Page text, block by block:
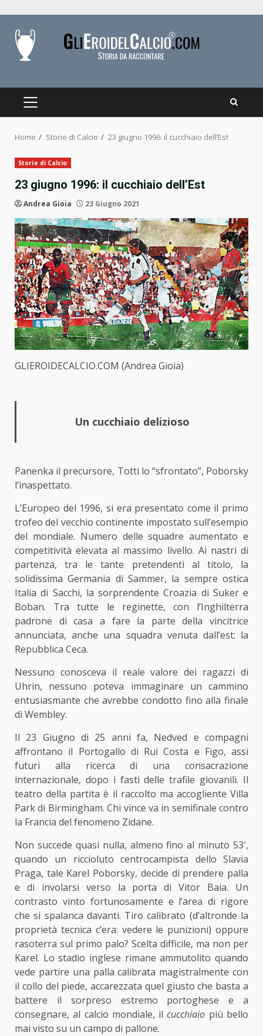
content
PRIMARY
Home Storie di Calcio 23 giugno 1996: il cucchiaio dell’Est
Storie di Calcio
23 giugno 1996: il cucchiaio dell’Est
Andrea Gioia 23 Giugno 2021
GLIEROIDECALCIO.COM (Andrea Gioia)
Un cucchiaio delizioso
Panenka il precursore, Totti lo “sfrontato”, Poborsky
l’inaspettato.
L’Europeo del 1996, si era presentato come il primo
trofeo del vecchio continente impostato sull’esempio
del mondiale. Numero delle squadre aumentato e
competitività elevata al massimo livello. Ai nastri di
partenza, tra le tante pretendenti al titolo, la
solidissima Germania di Sammer, la sempre ostica
Italia di Sacchi, la sorprendente Croazia di Suker e
Boban. Tra tutte le reginette, con l’Inghilterra
padrone di casa a fare la parte della vincitrice
annunciata, anche una squadra venuta dall’est: la
Repubblica Ceca.
Nessuno conosceva il reale valore dei ragazzi di
Uhrin, nessuno poteva immaginare un cammino
entusiasmante che avrebbe condotto fino alla finale
di Wembley.
Il 23 Giugno di 25 anni fa, Nedved e compagni
affrontano il Portogallo di Rui Costa e Figo, assi
futuri alla ricerca di una consacrazione
internazionale, dopo i fasti delle trafile giovanili. Il
teatro della partita è il raccolto ma accogliente Villa
Park di Birmingham. Chi vince va in semifinale contro
la Francia del fenomeno Zidane.
Non succede quasi nulla, almeno fino al minuto 53′,
quando un riccioluto centrocampista dello Slavia
Praga, tale Karel Poborsky, decide di prendere palla
e di involarsi verso la porta di Vitor Baia. Un
contrasto vinto fortunosamente e l’area di rigore
che si spalanca davanti. Tiro calibrato (d’altronde la
proprietà tecnica c’era: vedere le punizioni) oppure
rasoterra sul primo palo? Scelta difficile, ma non per
Karel. Lo stadio inglese rimane ammutolito quando
vede partire una palla calibrata magistralmente con
il collo del piede, accarezzata quel giusto che basta a
battere il sorpreso estremo portoghese e a
consegnare, al calcio mondiale, ilcucchiaio più bello
mai visto su un campo di pallone.